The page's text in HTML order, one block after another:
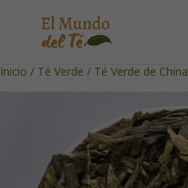
Inicio / Té Verde / Té Verde de China